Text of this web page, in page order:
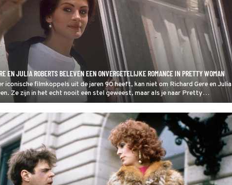
EN JULIA ROBERTS BELEVEN EEN ONVERGETELIJKE ROMANCE IN PRETTY WOMAN
iconische filmkoppels uit de jaren 90 heeft, kan niet om Richard Gere en Julia
Ze zijn in het echt nooit een stel geweest, maar als je naar Pretty
zou je bijna zeggen van wel.